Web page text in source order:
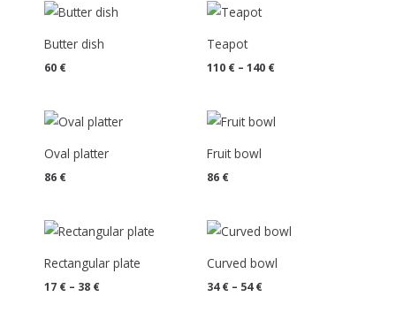
Butter dish
60 €
Teapot
110 € – 140 €140 €
Oval platter
86 €
Fruit bowl
86 €
Rectangular plate
17 € – 38 €
Price
range:
through
38 €
Curved bowl
34€ – 54€
Price
range:
through
54 €